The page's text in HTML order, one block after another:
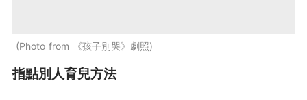
Photo from 《孩子別哭》劇照
指點別人育兒方法